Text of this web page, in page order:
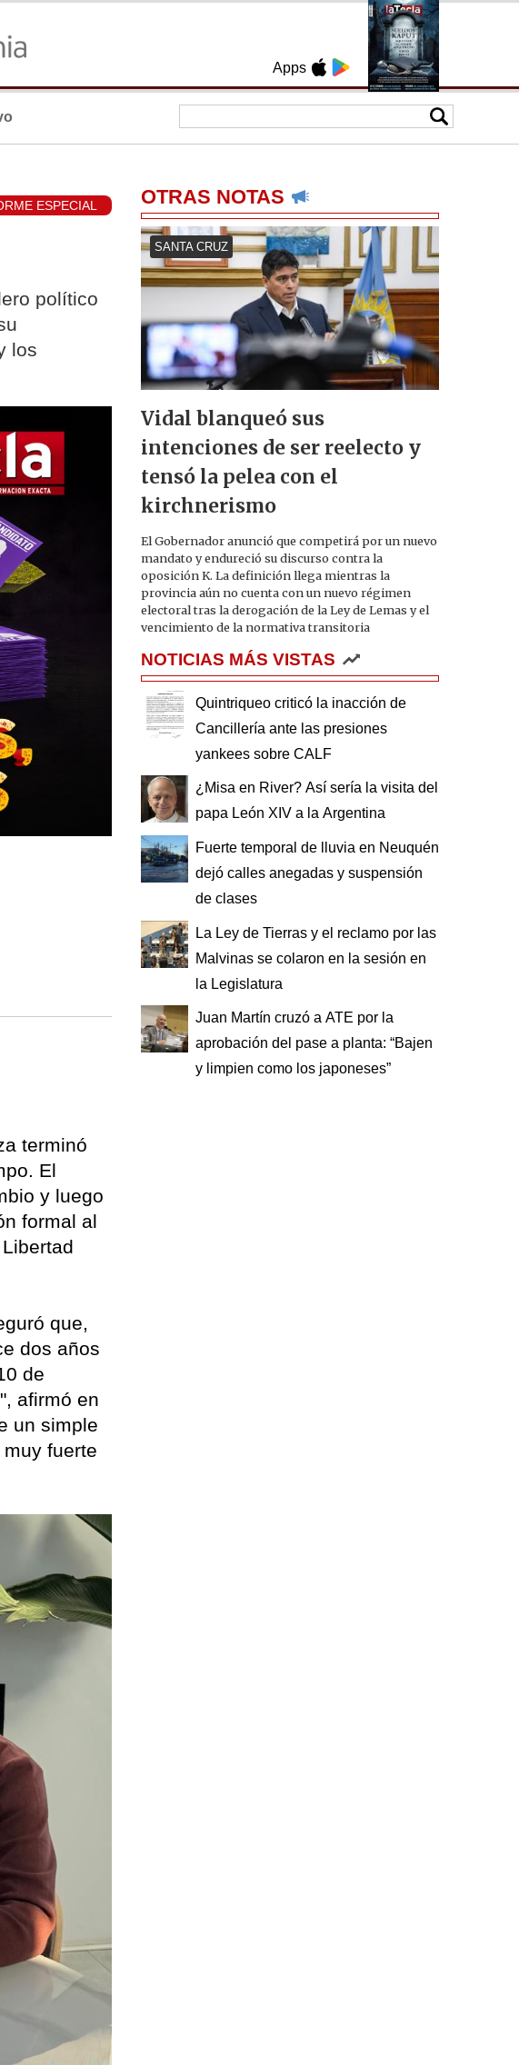
Apps
ESPECIAL
político
los
terminó
El
y luego
formal al
que,
dos años
de
afirmó en
un simple
fuerte
OTRAS NOTAS
SANTA CRUZ
Vidal blanqueó sus
intenciones de ser reelecto y
tensó la pelea con el
kirchnerismo
El Gobernador anunció que competirá por un nuevo
mandato y endureció su discurso contra la
oposición K. La definición llega mientras la
provincia aún no cuenta con un nuevo régimen
electoral tras la derogación de la Ley de Lemas y el
vencimiento de la normativa transitoria
NOTICIAS MÁS VISTAS
Quintriqueo criticó la inacción de
Cancillería ante las presiones
yankees sobre CALF
¿Misa en River? Así sería la visita del
papa León XIV a la Argentina
Fuerte temporal de lluvia en Neuquén
dejó calles anegadas y suspensión
de clases
La Ley de Tierras y el reclamo por las
Malvinas se colaron en la sesión en
la Legislatura
Juan Martín cruzó a ATE por la
aprobación del pase a planta: “Bajen
y limpien como los japoneses”